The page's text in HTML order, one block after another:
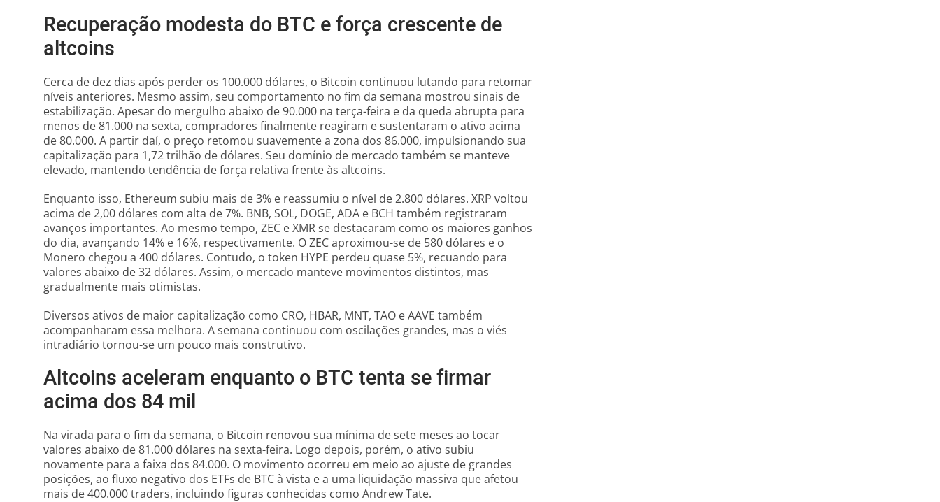
Recuperação modesta do BTC e força crescente de
altcoins
Cerca de dez dias após perder os 100.000 dólares, o Bitcoin continuou lutando para retomar
níveis anteriores. Mesmo assim, seu comportamento no fim da semana mostrou sinais de
estabilização. Apesar do mergulho abaixo de 90.000 na terça-feira e da queda abrupta para
menos de 81.000 na sexta, compradores finalmente reagiram e sustentaram o ativo acima
de 80.000. A partir daí, o preço retomou suavemente a zona dos 86.000, impulsionando sua
capitalização para 1,72 trilhão de dólares. Seu domínio de mercado também se manteve
elevado, mantendo tendência de força relativa frente às altcoins.
Enquanto isso, Ethereum subiu mais de 3% e reassumiu o nível de 2.800 dólares. XRP voltou
acima de 2,00 dólares com alta de 7%. BNB, SOL, DOGE, ADA e BCH também registraram
avanços importantes. Ao mesmo tempo, ZEC e XMR se destacaram como os maiores ganhos
do dia, avançando 14% e 16%, respectivamente. O ZEC aproximou-se de 580 dólares e o
Monero chegou a 400 dólares. Contudo, o token HYPE perdeu quase 5%, recuando para
valores abaixo de 32 dólares. Assim, o mercado manteve movimentos distintos, mas
gradualmente mais otimistas.
Diversos ativos de maior capitalização como CRO, HBAR, MNT, TAO e AAVE também
acompanharam essa melhora. A semana continuou com oscilações grandes, mas o viés
intradiário tornou-se um pouco mais construtivo.
Altcoins aceleram enquanto o BTC tenta se firmar
acima dos 84 mil
Na virada para o fim da semana, o Bitcoin renovou sua mínima de sete meses ao tocar
valores abaixo de 81.000 dólares na sexta-feira. Logo depois, porém, o ativo subiu
novamente para a faixa dos 84.000. O movimento ocorreu em meio ao ajuste de grandes
posições, ao fluxo negativo dos ETFs de BTC à vista e a uma liquidação massiva que afetou
mais de 400.000 traders, incluindo figuras conhecidas como Andrew Tate.